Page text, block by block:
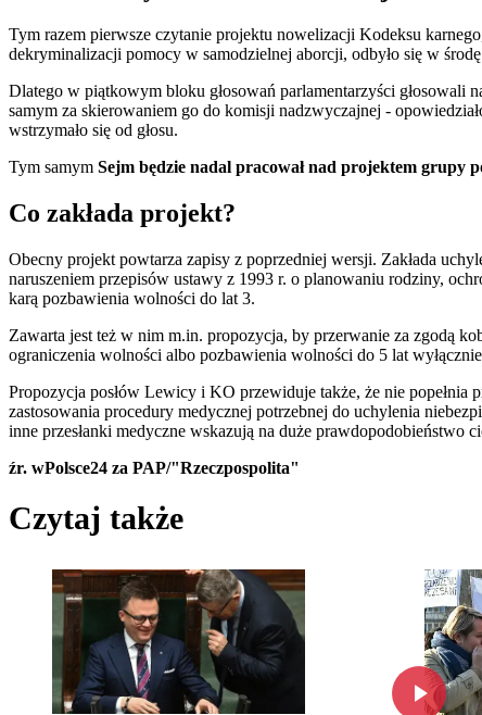
Tym razem pierwsze czytanie projektu nowelizacji Kodeksu
dekryminalizacji pomocy w samodzielnej aborcji, odbyło się w
Dlatego w piątkowym bloku głosowań parlamentarzyści
samym za skierowaniem go do komisji nadzwyczajnej -
wstrzymało się od głosu.
Tym samym Sejm będzie nadal pracował nad projektem grupy
Co zakłada projekt?
Obecny projekt powtarza zapisy z poprzedniej wersji. Zakłada
naruszeniem przepisów ustawy z 1993 r. o planowaniu rodziny,
karą pozbawienia wolności do lat 3.
Zawarta jest też w nim m.in. propozycja, by przerwanie za zgodą
ograniczenia wolności albo pozbawienia wolności do 5 lat
Propozycja posłów Lewicy i KO przewiduje także, że nie popełnia
zastosowania procedury medycznej potrzebnej do uchylenia
inne przesłanki medyczne wskazują na duże prawdopodobieństwo
źr. wPolsce24 za PAP/"Rzeczpospolita"
Czytaj także